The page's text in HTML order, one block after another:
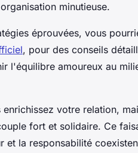
minutieuse.
éprouvées, vous
, pour des conseils
l'équilibre amoureux au
votre relation,
fort et solidaire. Ce
et la responsabilité